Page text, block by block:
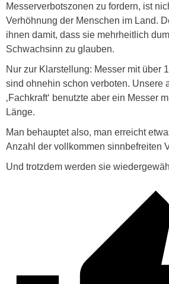
Messerverbotszonen zu fordern, ist
Verhöhnung der Menschen im Land.
ihnen damit, dass sie mehrheitlich
Schwachsinn zu glauben.
Nur zur Klarstellung: Messer mit über
sind ohnehin schon verboten. Unsere
‚Fachkraft‘ benutzte aber ein Messer
Länge.
Man behauptet also, man erreicht
Anzahl der vollkommen sinnbefreiten
Und trotzdem werden sie